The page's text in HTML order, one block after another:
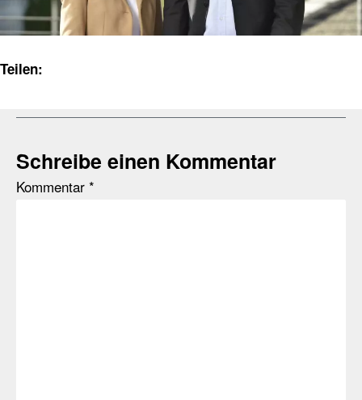
Teilen:
Schreibe einen Kommentar
Kommentar *